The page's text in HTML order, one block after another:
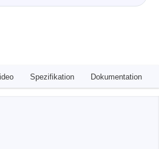
Spezifikation Dokumentation